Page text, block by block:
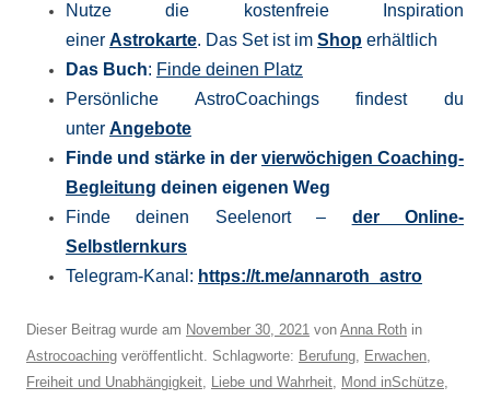
Nutze die kostenfreie Inspiration
einer Astrokarte. Das Set ist im Shop erhältlich
Das Buch: Finde deinen Platz
Persönliche AstroCoachings findest du
unter Angebote
Finde und stärke in der vierwöchigen Coaching-
Begleitung deinen eigenen Weg
Finde deinen Seelenort – der Online-
Selbstlernkurs
Telegram-Kanal: https://t.me/annaroth_astro
Dieser Beitrag wurde am November 30, 2021 von Anna Roth in
Astrocoaching veröffentlicht. Schlagworte: Berufung, Erwachen,
Freiheit und Unabhängigkeit, Liebe und Wahrheit, Mond inSchütze,